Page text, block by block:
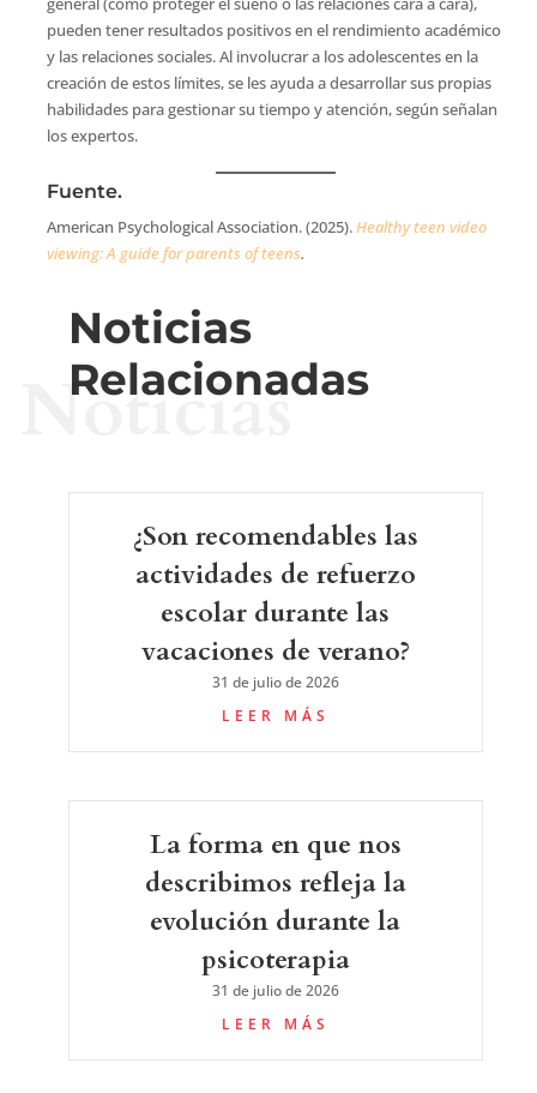
pueden tener resultados positivos en el rendimiento académico
y las relaciones sociales. Al involucrar a los adolescentes en la
creación de estos límites, se les ayuda a desarrollar sus propias
habilidades para gestionar su tiempo y atención, según señalan
los expertos.
Fuente.
American Psychological Association. (2025).Healthy teen video
viewing: A guide for parents of teens.
Noticias
Relacionadas
Noticias
¿Son recomendables las
actividades de refuerzo
escolar durante las
vacaciones de verano?
31 de julio de 2026
LEER MÁS
La forma en que nos
describimos refleja la
evolución durante la
psicoterapia
31 de julio de 2026
LEER MÁS